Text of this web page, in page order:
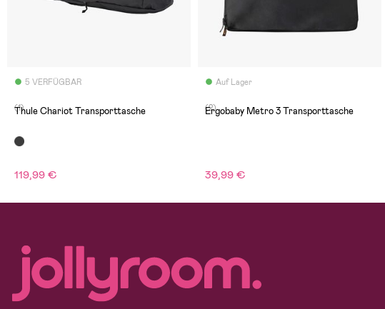
5 VERFÜGBAR
(1)
Thule Chariot Transporttasche
119,99 €
Auf Lager
(2)
Ergobaby Metro 3 Transporttasche
39,99 €